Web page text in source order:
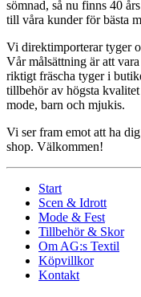
sömnad, så nu finns 40
till våra kunder för bästa
Vi direktimporterar tyger
Vår målsättning är att
riktigt fräscha tyger i
tillbehör av högsta
mode, barn och mjukis.
Vi ser fram emot att ha
shop. Välkommen!
Start
Scen & Idrott
Mode & Fest
Tillbehör & Skor
Om AG:s Textil
Köpvillkor
Kontakt